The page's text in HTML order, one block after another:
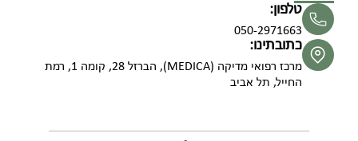
טלפון:
050-2971663
כתובתינו:
מרכז רפואי מדיקה (MEDICA), הברזל 28, קומה 1, רמת
החייל, תל אביב